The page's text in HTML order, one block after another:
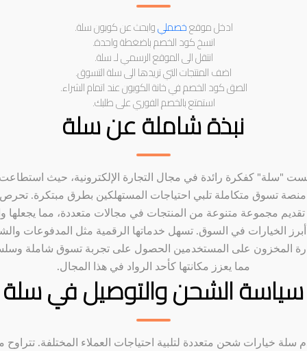
ادخل موقعخصمليوابحث عن كوبون سلة.
انسخ كود الخصم باضغطة واحدة.
انتقل الى الموقع الرسمي لـ سلة.
اضف المنتجات التي تريدها الى سلة التسوق.
الصق كود الخصم في خانة الكوبون عند اتمام الشراء.
استمتع بالخصم الفوري على طلبك.
نبذة شاملة عن سلة
"سلة" كفكرة رائدة في مجال التجارة الإلكترونية، حيث
منصة تسوق متكاملة تلبي احتياجات المستهلكين بطرق مبتكرة.
مجموعة متنوعة من المنتجات في مجالات متعددة، مما يجعلها
الخيارات في السوق. تسهل خدماتها الرقمية مثل المدفوعات
المخزون على المستخدمين الحصول على تجربة تسوق شاملة
مما يعزز مكانتها كأحد الرواد في هذا المجال.
سياسة الشحن والتوصيل في سلة
سلة خيارات شحن متعددة لتلبية احتياجات العملاء المختلفة. تتراوح